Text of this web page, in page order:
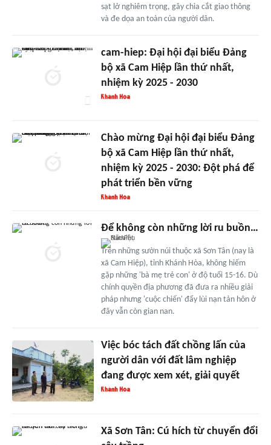
sạt lở nghiêm trọng, gây chia cắt giao thông
và đe dọa an toàn của người dân.
cam-hiep: Đại hội đại biểu Đảng
bộ xã Cam Hiệp lần thứ nhất,
nhiệm kỳ 2025 - 2030
Chào mừng Đại hội đại biểu Đảng
bộ xã Cam Hiệp lần thứ nhất,
nhiệm kỳ 2025 - 2030: Đột phá để
phát triển bền vững
Để không còn những lời ru buồn…
Trên những sườn núi thuộc xã Sơn Tân (nay là
xã Cam Hiệp), tỉnh Khánh Hòa, không hiếm
gặp những 'bà mẹ trẻ con' ở độ tuổi 15-16. Dù
chính quyền địa phương đã đưa ra nhiều giải
pháp nhưng 'cuộc chiến' đẩy lùi nạn tản hôn ở
đây vẫn còn gian nan.
Việc bóc tách đất chồng lấn của
người dân với đất lâm nghiệp
đang được xem xét, giải quyết
Xã Sơn Tân: Cú hích từ chuyển đổi